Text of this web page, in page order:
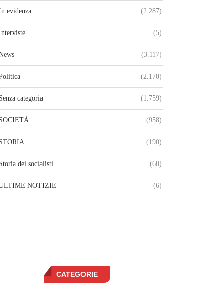
evidenza (2.287)
(5)
(3.117)
(2.170)
categoria (1.759)
(958)
(190)
dei socialisti (60)
NOTIZIE (6)
CATEGORIE